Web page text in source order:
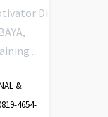
Di
...
&
4654-